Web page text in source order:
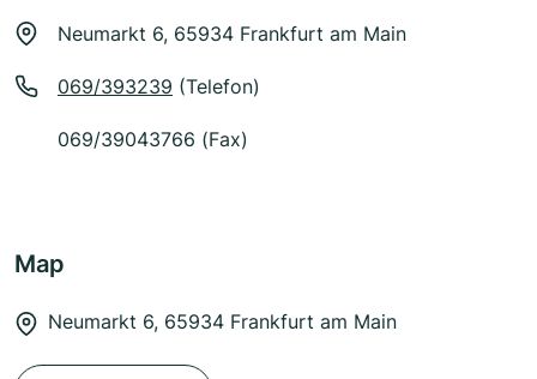
Neumarkt 6, 65934 Frankfurt am Main
069/393239 (Telefon)
069/39043766 (Fax)
Map
Neumarkt 6, 65934 Frankfurt am Main